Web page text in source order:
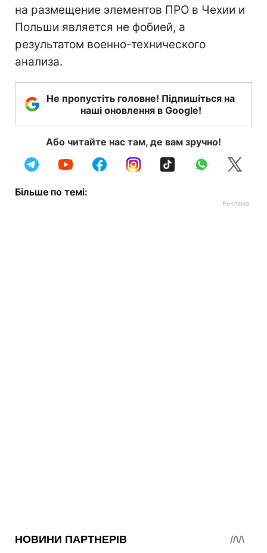
на размещение элементов ПРО в Чехии и
Польши является не фобией, а
результатом военно-технического
анализа.
Не пропустіть головне! Підпишіться на
наші оновлення в Google!
Або читайте нас там, де вам зручно!
Більше по темі: